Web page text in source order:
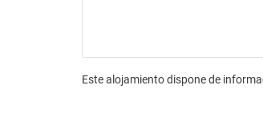
Este alojamiento dispone de